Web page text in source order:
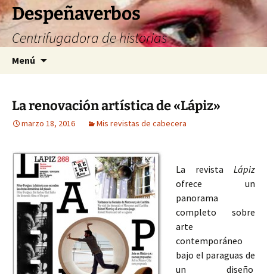
Saltar
al
contenido
Despeñaverbos
Centrifugadora de historias
Menú
La renovación artística de «Lápiz»
marzo 18, 2016 Mis revistas de cabecera
La revista Lápiz
ofrece un
panorama
completo sobre
arte
contemporáneo
bajo el paraguas de
un diseño